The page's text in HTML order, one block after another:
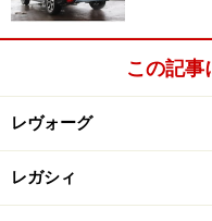
この記事
レヴォーグ
レガシィ